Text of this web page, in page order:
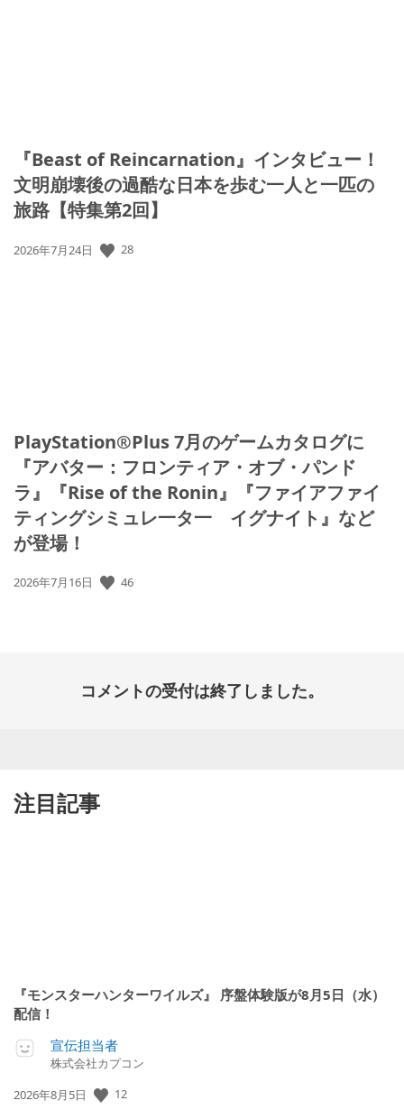
『Beast of Reincarnation』インタビュー！
文明崩壊後の過酷な日本を歩む一人と一匹の
旅路【特集第2回】
公
2026年7月24日 28
PlayStation®Plus 7月のゲームカタログに
『アバター：フロンティア・オブ・パンド
ラ』『Rise of the Ronin』『ファイアファイ
ティングシミュレ一タ一 イグナイト』など
が登場！
公
2026年7月16日 46
コメントの受付は終了しました。
注目記事
『モンスターハンターワイルズ』 序盤体験版が8月5日（水）
配信！
宣伝担当者
株式会社カプコン
公
2026年8月5日 12